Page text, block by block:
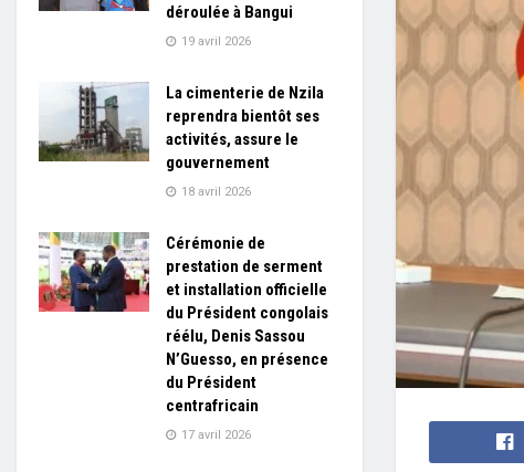
déroulée à Bangui
19 avril 2026
La cimenterie de Nzila
reprendra bientôt ses
activités, assure le
gouvernement
18 avril 2026
Cérémonie de
prestation de serment
et installation officielle
du Président congolais
réélu, Denis Sassou
N’Guesso, en présence
du Président
centrafricain
17 avril 2026